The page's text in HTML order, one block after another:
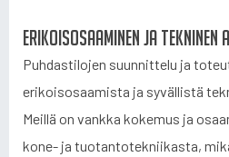
Erikoisosaaminen ja tekninen
Puhdastilojen suunnittelu ja
erikoisosaamista ja syvällistä
Meillä on vankka kokemus ja
kone- ja tuotantotekniikasta,